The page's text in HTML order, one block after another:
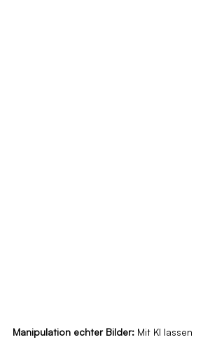
Manipulation echter Bilder: Mit KI lassen